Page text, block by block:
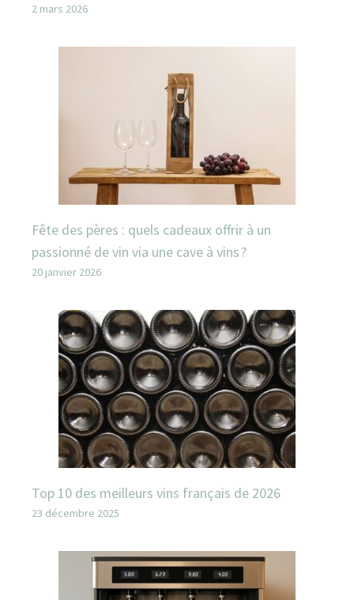
2 mars 2026
Fête des pères : quels cadeaux offrir à un
passionné de vin via une cave à vins ?
20 janvier 2026
Top 10 des meilleurs vins français de 2026
23 décembre 2025